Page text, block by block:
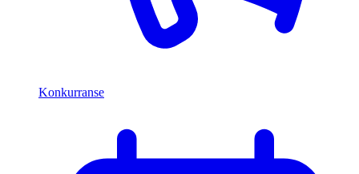
Konkurranse